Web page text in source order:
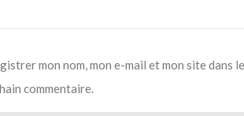
mon nom, mon e-mail et mon site dans
commentaire.